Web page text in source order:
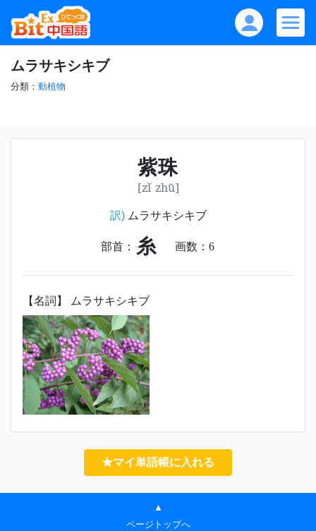
ムラサキシキブ
分類： 動植物
紫珠
[zǐ zhū]
訳)ムラサキシキブ
部首： 糸 画数： 6
【名詞】 ムラサキシキブ
★マイ単語帳に入れる
▲
ページトップへ